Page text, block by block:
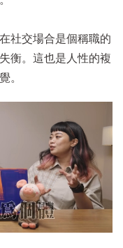
社交場合是個稱職的
衡。這也是人性的複
。